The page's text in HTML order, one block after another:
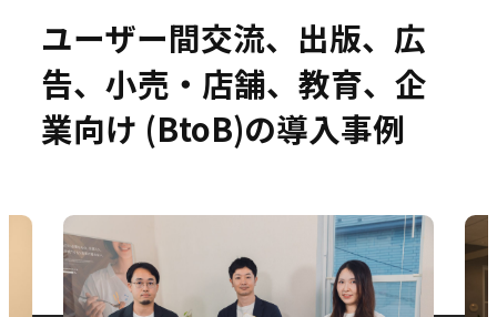
事例
お役立ち情報
ユーザー間交流、出版、広
告、小売・店舗、教育、企
業向け (BtoB)の導入事例